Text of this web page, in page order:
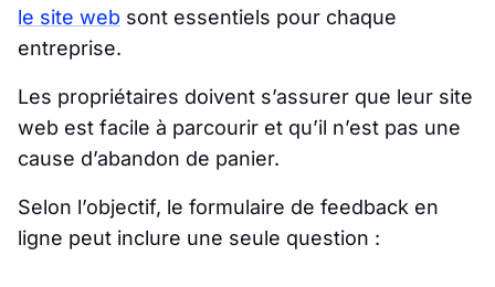
le site web sont essentiels pour chaque
entreprise.
Les propriétaires doivent s’assurer que leur site
web est facile à parcourir et qu’il n’est pas une
cause d’abandon de panier.
Selon l’objectif, le formulaire de feedback en
ligne peut inclure une seule question :